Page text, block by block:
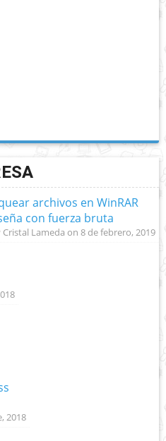
archivos en WinRAR
con fuerza bruta
Cristal Lameda on 8 de febrero, 2019
2018